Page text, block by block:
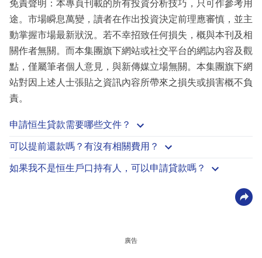
免責聲明：本專頁刊載的所有投資分析技巧，只可作參考用
途。市場瞬息萬變，讀者在作出投資決定前理應審慎，並主
動掌握市場最新狀況。若不幸招致任何損失，概與本刊及相
關作者無關。而本集團旗下網站或社交平台的網誌內容及觀
點，僅屬筆者個人意見，與新傳媒立場無關。本集團旗下網
站對因上述人士張貼之資訊內容所帶來之損失或損害概不負
責。
申請恒生貸款需要哪些文件？
可以提前還款嗎？有沒有相關費用？
如果我不是恒生戶口持有人，可以申請貸款嗎？
廣告